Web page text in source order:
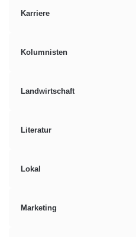
Karriere
Kolumnisten
Landwirtschaft
Literatur
Lokal
Marketing